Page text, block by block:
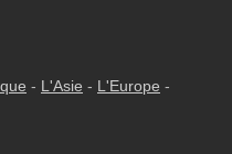
- L'Asie - L'Europe -